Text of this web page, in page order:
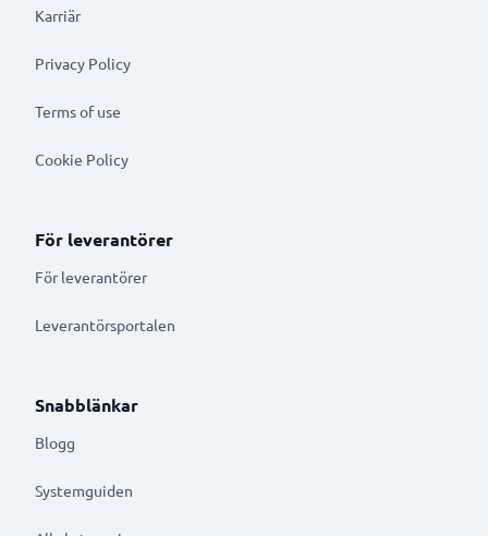
Karriär
Privacy Policy
Terms of use
Cookie Policy
För leverantörer
För leverantörer
Leverantörsportalen
Snabblänkar
Blogg
Systemguiden